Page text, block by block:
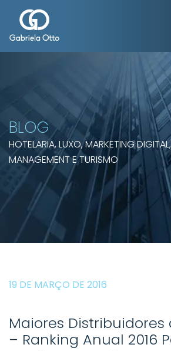
BLOG
HOTELARIA, LUXO, MARKETING
MANAGEMENT E TURISMO
19 DE MARÇO DE 2016
Maiores Distribuidores
– Ranking Anual 2016